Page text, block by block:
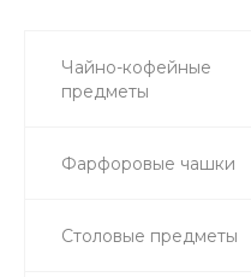
Чайно-кофейные
предметы
Фарфоровые чашки
Столовые предметы